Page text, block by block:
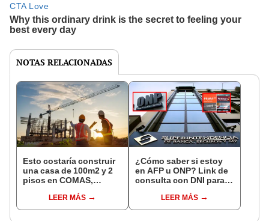
NOTAS RELACIONADAS
Esto costaría construir
una casa de 100m2 y 2
pisos en COMAS,
distritos de LIMA
NORTE
LEER MÁS
¿Cómo saber si estoy
en AFP u ONP? Link de
consulta con DNI para
pensiones estás
LEER MÁS